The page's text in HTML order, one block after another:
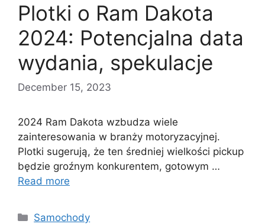
Plotki o Ram Dakota
2024: Potencjalna data
wydania, spekulacje
December 15, 2023
2024 Ram Dakota wzbudza wiele
zainteresowania w branży motoryzacyjnej.
Plotki sugerują, że ten średniej wielkości pickup
będzie groźnym konkurentem, gotowym …
Read more
Categories
Samochody